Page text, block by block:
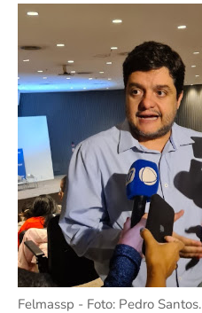
Felmassp - Foto: Pedro Santos.